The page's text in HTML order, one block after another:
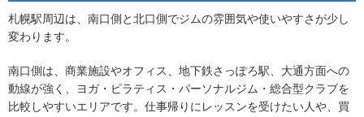
札幌駅周辺は、南口側と北口側でジムの雰囲気や使いやすさが少し
変わります。
南口側は、商業施設やオフィス、地下鉄さっぽろ駅、大通方面への
動線が強く、ヨガ・ピラティス・パーソナルジム・総合型クラブを
比較しやすいエリアです。仕事帰りにレッスンを受けたい人や、買